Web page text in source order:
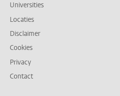
Universities
Locaties
Disclaimer
Cookies
Privacy
Contact